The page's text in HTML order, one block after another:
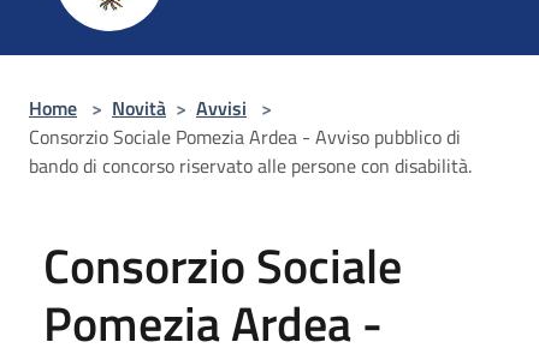
Home > Novità > Avvisi >
Consorzio Sociale Pomezia Ardea - Avviso pubblico di
bando di concorso riservato alle persone con disabilità.
Consorzio Sociale
Pomezia Ardea -